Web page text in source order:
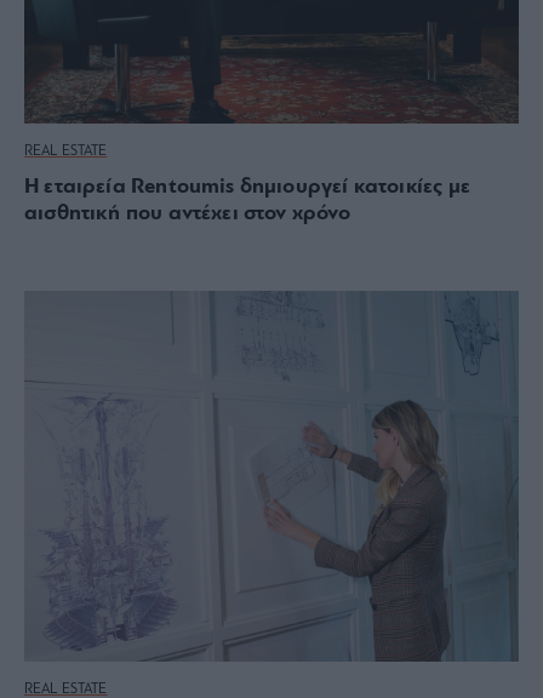
REAL ESTATE
Η εταιρεία Rentoumis δημιουργεί κατοικίες με
αισθητική που αντέχει στον χρόνο
REAL ESTATE